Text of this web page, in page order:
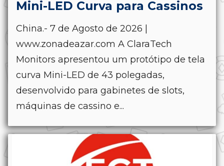
Mini-LED Curva para Cassinos
China.- 7 de Agosto de 2026 |
www.zonadeazar.com A ClaraTech
Monitors apresentou um protótipo de tela
curva Mini-LED de 43 polegadas,
desenvolvido para gabinetes de slots,
máquinas de cassino e...